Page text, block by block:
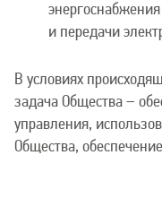
и передачи
В условиях
задача Общества –
управления,
Общества,